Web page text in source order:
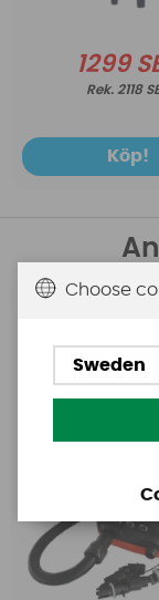
1299
2118
Köp!
SUP Pump
Choose
Sweden